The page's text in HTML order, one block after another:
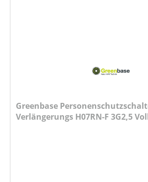
Greenbase
Verlängerungs H07RN-F 3G2,5